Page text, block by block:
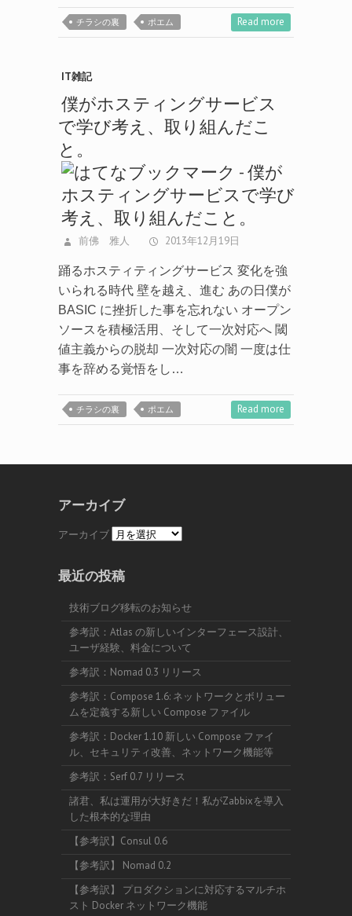
チラシの裏 ポエム Read more
IT雑記
僕がホスティングサービス
で学び考え、取り組んだこ
と。
前佛 雅人 2013年12月19日
踊るホスティティングサービス 変化を強
いられる時代 壁を越え、進む あの日僕が
BASIC に挫折した事を忘れない オープン
ソースを積極活用、そして一次対応へ 閾
値主義からの脱却 一次対応の闇 一度は仕
事を辞める覚悟をし…
チラシの裏 ポエム Read more
アーカイブ
アーカイブ
最近の投稿
技術ブログ移転のお知らせ
参考訳：Atlas の新しいインターフェース設計、
ユーザ経験、料金について
参考訳：Nomad 0.3 リリース
参考訳：Compose 1.6: ネットワークとボリュー
ムを定義する新しい Compose ファイル
参考訳：Docker 1.10 新しい Compose ファイ
ル、セキュリティ改善、ネットワーク機能等
参考訳：Serf 0.7 リリース
諸君、私は運用が大好きだ！私がZabbixを導入
した根本的な理由
【参考訳】Consul 0.6
【参考訳】 Nomad 0.2
【参考訳】 プロダクションに対応するマルチホ
スト Docker ネットワーク機能